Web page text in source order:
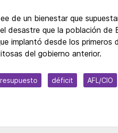
de un bienestar que
desastre que la población
implantó desde los primeros
del gobierno anterior.
déficit AFL/CIO